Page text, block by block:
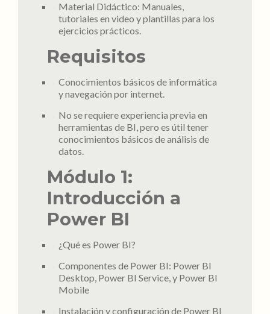
Material Didáctico: Manuales,
tutoriales en video y plantillas para los
ejercicios prácticos.
Requisitos
Conocimientos básicos de informática
y navegación por internet.
No se requiere experiencia previa en
herramientas de BI, pero es útil tener
conocimientos básicos de análisis de
datos.
Módulo 1:
Introducción a
Power BI
¿Qué es Power BI?
Componentes de Power BI: Power BI
Desktop, Power BI Service, y Power BI
Mobile
Instalación y configuración de Power BI